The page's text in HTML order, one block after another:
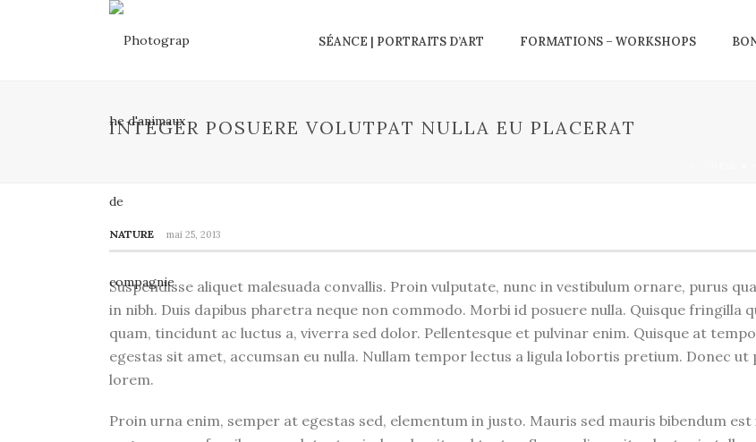
SÉANCE | PORTRAITS D’ART FORMATIONS – WORKSHOPS
INTEGER POSUERE VOLUTPAT NULLA EU PLACERAT
NATURE mai 25, 2013
Suspendisse aliquet malesuada convallis. Proin vulputate, nunc in vestibulum ornare, purus
in nibh. Duis dapibus pharetra neque non commodo. Morbi id posuere nulla. Quisque fringilla
quam, tincidunt ac luctus a, viverra sed dolor. Pellentesque et pulvinar enim. Quisque at
egestas sit amet, accumsan eu nulla. Nullam tempor lectus a ligula lobortis pretium. Donec
lorem.
Proin urna enim, semper at egestas sed, elementum in justo. Mauris sed mauris bibendum